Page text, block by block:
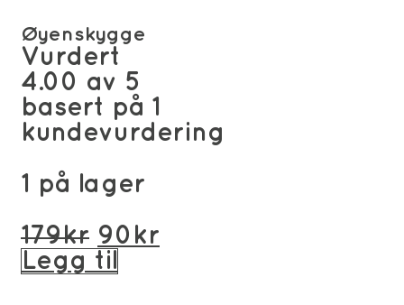
Øyenskygge
Vurdert
4.00 av 5
basert på 1
kundevurdering
1 på lager
179kr Opprinnelig
pris
90 kr
Legg til